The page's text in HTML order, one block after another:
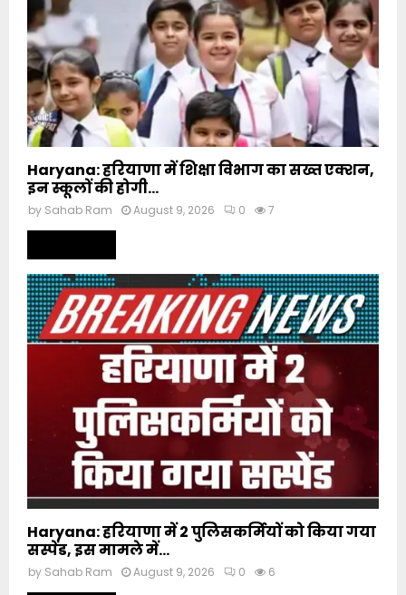
Haryana: हरियाणा में शिक्षा विभाग का सख्त एक्शन,
इन स्कूलों की होगी...
by Sahab Ram August 9, 2026 0 7
Haryana: हरियाणा में 2 पुलिसकर्मियों को किया गया
सस्पेंड, इस मामले में...
by Sahab Ram August 9, 2026 0 6